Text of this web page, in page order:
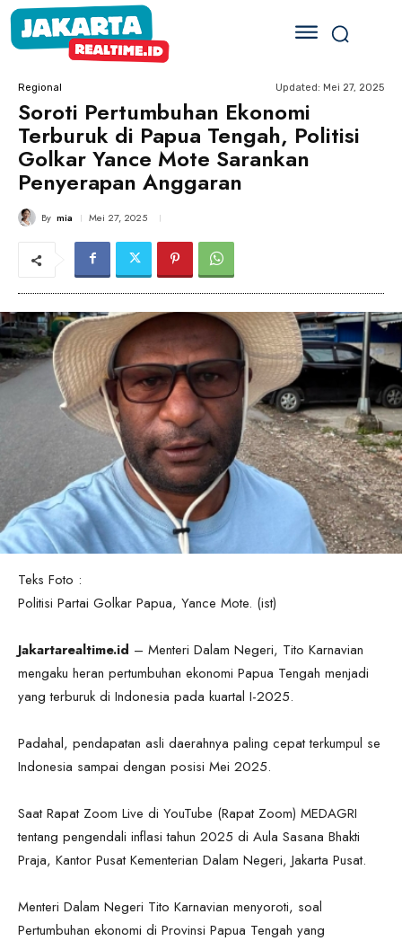
Regional Updated: Mei 27, 2025
Soroti Pertumbuhan Ekonomi
Terburuk di Papua Tengah, Politisi
Golkar Yance Mote Sarankan
Penyerapan Anggaran
By mia Mei 27, 2025
Teks Foto :
Politisi Partai Golkar Papua, Yance Mote. (ist)
Jakartarealtime.id – Menteri Dalam Negeri, Tito Karnavian
mengaku heran pertumbuhan ekonomi Papua Tengah menjadi
yang terburuk di Indonesia pada kuartal I-2025.
Padahal, pendapatan asli daerahnya paling cepat terkumpul se
Indonesia sampai dengan posisi Mei 2025.
Saat Rapat Zoom Live di YouTube (Rapat Zoom) MEDAGRI
tentang pengendali inflasi tahun 2025 di Aula Sasana Bhakti
Praja, Kantor Pusat Kementerian Dalam Negeri, Jakarta Pusat.
Menteri Dalam Negeri Tito Karnavian menyoroti, soal
Pertumbuhan ekonomi di Provinsi Papua Tengah yang